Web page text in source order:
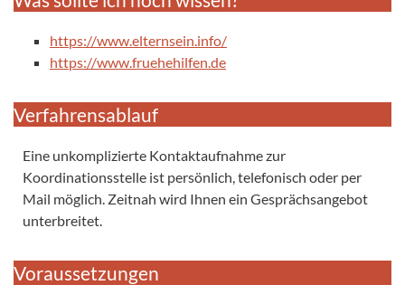
https://www.elternsein.info/
https://www.fruehehilfen.de
Verfahrensablauf
Eine unkomplizierte Kontaktaufnahme zur
Koordinationsstelle ist persönlich, telefonisch oder per
Mail möglich. Zeitnah wird Ihnen ein Gesprächsangebot
unterbreitet.
Voraussetzungen